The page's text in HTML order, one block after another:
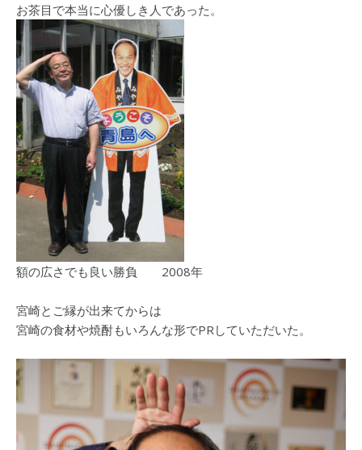
お茶目で本当に心優しき人であった。
額の広さでも良い勝負 2008年
宮崎とご縁が出来てからは
宮崎の食材や焼酎もいろんな形でPRしていただいた。